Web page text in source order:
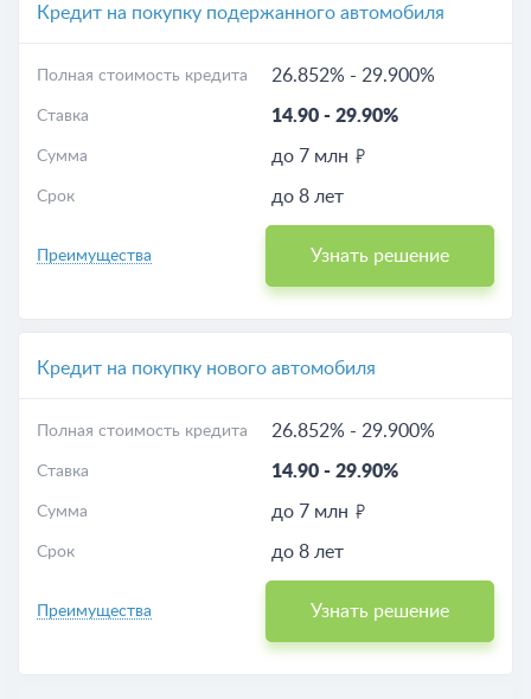
Кредит на покупку подержанного автомобиля
Полная стоимость кредита 26.852% - 29.900%
Ставка 14.90 - 29.90%
Сумма до 7 млн
Срок до 8 лет
Преимущества Узнать решение
Кредит на покупку нового автомобиля
Полная стоимость кредита 26.852% - 29.900%
Ставка 14.90 - 29.90%
Сумма до 7 млн
Срок до 8 лет
Преимущества Узнать решение